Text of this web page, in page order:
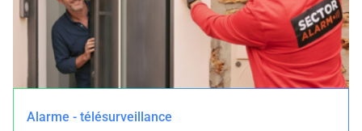
Alarme - télésurveillance